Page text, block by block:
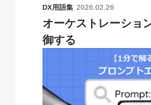
DX用語集 2026.02.26
オーケストレーショ
御する